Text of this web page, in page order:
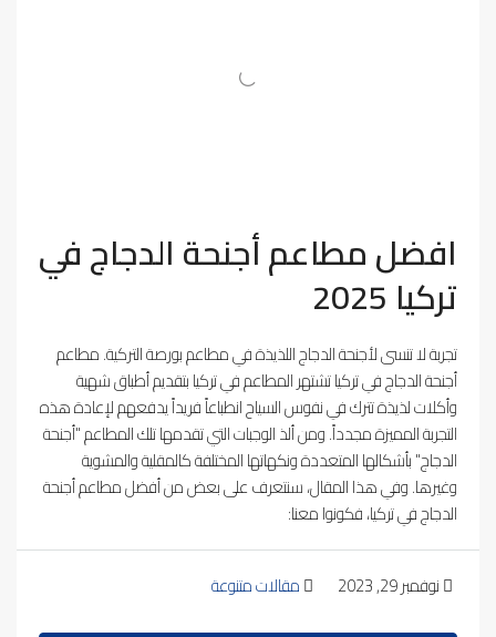
افضل مطاعم أجنحة الدجاج في
تركيا 2025
تجربة لا تنسى لأجنحة الدجاج اللذيذة في مطاعم بورصة التركية. مطاعم
أجنحة الدجاج في تركيا تشتهر المطاعم في تركيا بتقديم أطباق شهية
وأكلات لذيذة تترك في نفوس السياح انطباعاً فريداً يدفعهم لإعادة هذه
التجربة المميزة مجدداً. ومن ألذ الوجبات التي تقدمها تلك المطاعم "أجنحة
الدجاج" بأشكالها المتعددة ونكهاتها المختلفة كالمقلية والمشوية
وغيرها. وفي هذا المقال، سنتعرف على بعض من أفضل مطاعم أجنحة
الدجاج في تركيا، فكونوا معنا:
نوفمبر 29, 2023 مقالات متنوعة